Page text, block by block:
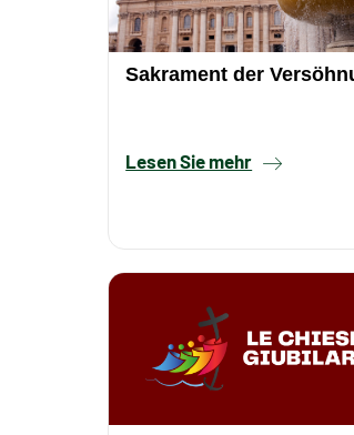
Sakrament der
Lesen Sie mehr